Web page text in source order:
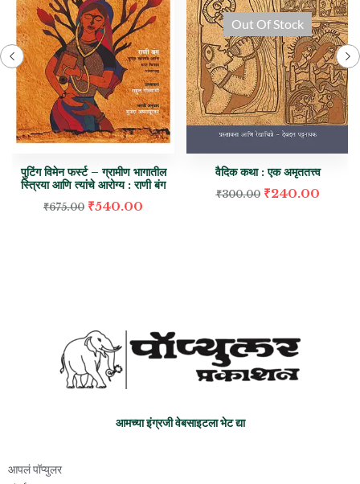
पुटिंग विमेन फर्स्ट – ग्रामीण भागातील
स्त्रिया आणि त्यांचे आरोग्य : राणी बंग
₹675.00 ₹540.00
Out Of Stock
वैदिक कथा : एक अमृततत्त्व
₹300.00 ₹240.00
आमच्या इंग्रजी वेबसाइटला भेट द्या
आपलं पॉप्युलर